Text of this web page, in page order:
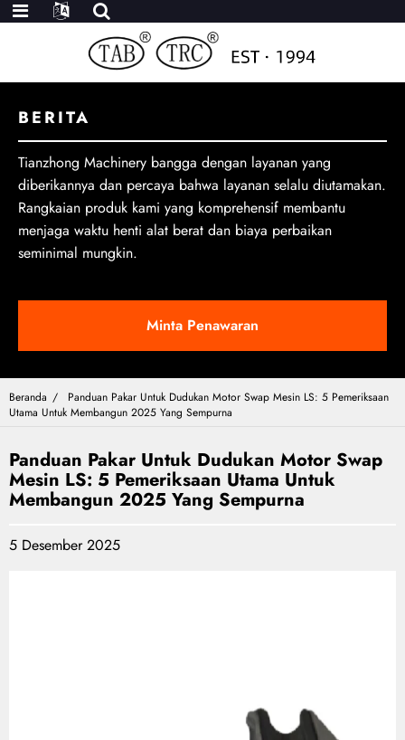
BERITA
Tianzhong Machinery bangga dengan layanan yang
diberikannya dan percaya bahwa layanan selalu diutamakan.
Rangkaian produk kami yang komprehensif membantu
menjaga waktu henti alat berat dan biaya perbaikan
seminimal mungkin.
Minta Penawaran
Beranda
Panduan Pakar Untuk Dudukan Motor Swap Mesin LS: 5 Pemeriksaan
Utama Untuk Membangun 2025 Yang Sempurna
Panduan Pakar Untuk Dudukan Motor Swap
Mesin LS: 5 Pemeriksaan Utama Untuk
Membangun 2025 Yang Sempurna
5 Desember 2025